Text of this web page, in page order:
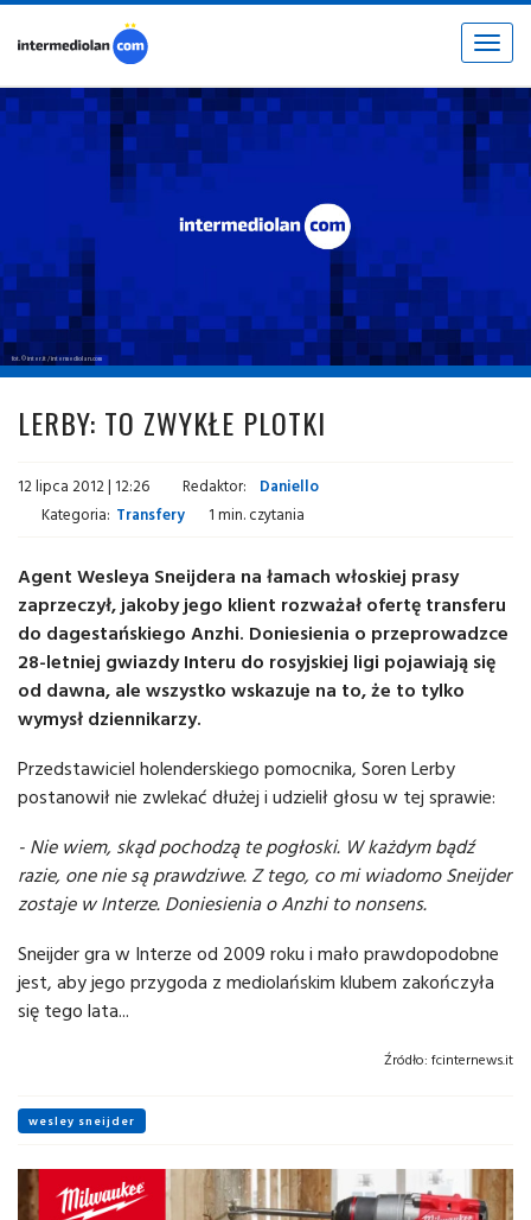
Toggle
fot. © inter.it / intermediolan.com
LERBY: TO ZWYKŁE PLOTKI
12 lipca 2012 | 12:26 Redaktor:
Daniello
Kategoria: Transfery 1 min. czytania
Agent Wesleya Sneijdera na łamach włoskiej prasy
zaprzeczył, jakoby jego klient rozważał ofertę transferu
do dagestańskiego Anzhi. Doniesienia o przeprowadzce
28-letniej gwiazdy Interu do rosyjskiej ligi pojawiają się
od dawna, ale wszystko wskazuje na to, że to tylko
wymysł dziennikarzy.
Przedstawiciel holenderskiego pomocnika, Soren Lerby
postanowił nie zwlekać dłużej i udzielił głosu w tej sprawie:
- Nie wiem, skąd pochodzą te pogłoski. W każdym bądź
razie, one nie są prawdziwe. Z tego, co mi wiadomo Sneijder
zostaje w Interze. Doniesienia o Anzhi to nonsens.
Sneijder gra w Interze od 2009 roku i mało prawdopodobne
jest, aby jego przygoda z mediolańskim klubem zakończyła
się tego lata...
Źródło: fcinternews.it
wesley sneijder